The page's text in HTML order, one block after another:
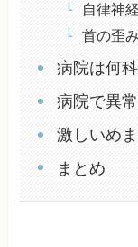
自律神
首の歪
病院は何
病院で異
激しいめ
まとめ